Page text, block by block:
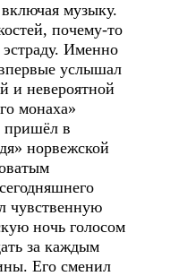
музыку.
почему-то
Именно
услышал
и невероятной
монаха»
пришёл в
норвежской
чувственную
ночь голосом
за каждым
Его сменил